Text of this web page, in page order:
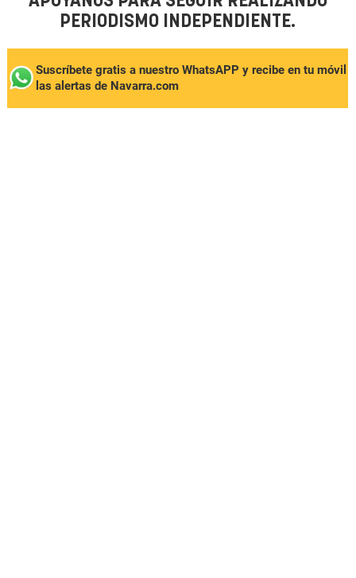
PERIODISMO INDEPENDIENTE.
Suscríbete gratis a nuestro WhatsAPP y recibe en tu móvil
las alertas de Navarra.com